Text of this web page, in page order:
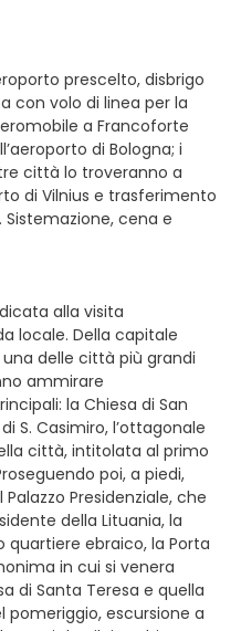
prescelto, disbrigo
con volo di linea per la
a Francoforte
di Bologna; i
città lo troveranno a
di Vilnius e trasferimento
cena e
alla visita
locale. Della capitale
delle città più grandi
ammirare
la Chiesa di San
S. Casimiro, l’ottagonale
città, intitolata al primo
poi, a piedi,
Presidenziale, che
della Lituania, la
quartiere ebraico, la Porta
in cui si venera
di Santa Teresa e quella
pomeriggio, escursione a